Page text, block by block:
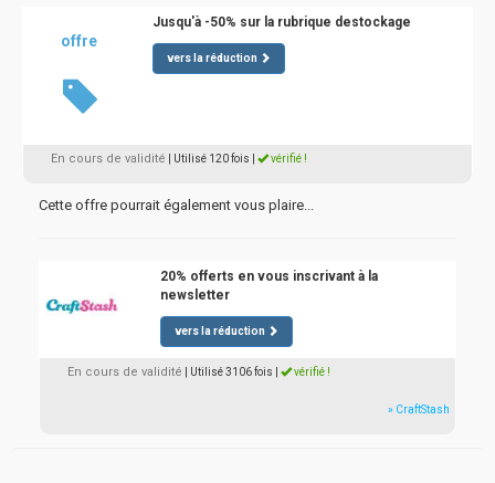
offre
Jusqu'à -50% sur la rubrique destockage
vers la réduction
En cours de validité | Utilisé 120 fois vérifié !
Cette offre pourrait également vous plaire...
20% offerts en vous inscrivant à la
newsletter
vers la réduction
En cours de validité | Utilisé 3106 fois vérifié !
» CraftStash